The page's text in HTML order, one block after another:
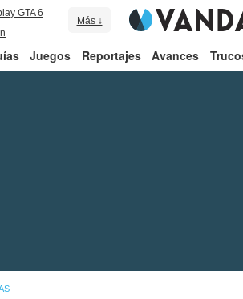
GTA 6
Más ↓
Juegos Reportajes Avances